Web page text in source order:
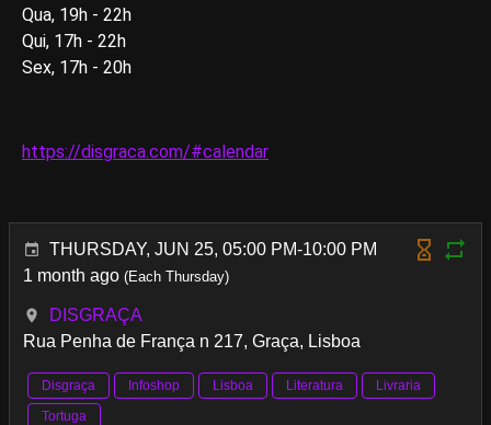
Qua, 19h - 22h
Qui, 17h - 22h
Sex, 17h - 20h
https://disgraca.com/#calendar
THURSDAY, JUN 25, 05:00 PM-10:00 PM
1 month ago (Each Thursday)
DISGRAÇA
Rua Penha de França n 217, Graça, Lisboa
Disgraça Infoshop Lisboa Literatura
Livraria
Tortuga